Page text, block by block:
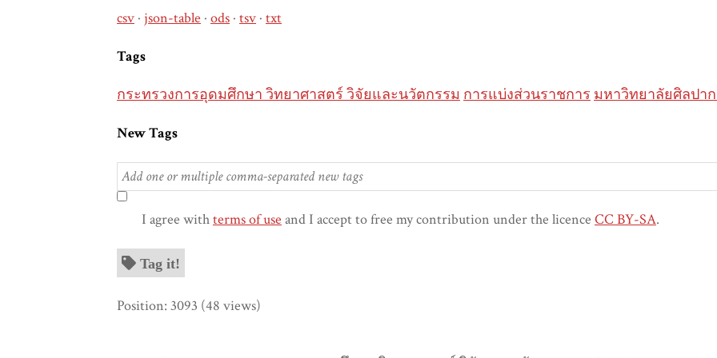
csv json-table ods tsv txt
Tags
กระทรวงการอุดมศึกษา วิทยาศาสตร์ วิจัยและนวัตกรรม การแบ่งส่วนราชการ มหาวิทยาลัยศิลปา
New Tags
I agree withterms of use and I accept to free my contribution under the licence CC BY-SA.
Tag it!
Position: 3093 (48 views)